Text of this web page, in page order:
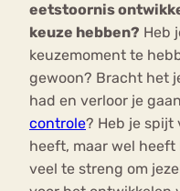
eetstoornis
keuze hebben? Heb
keuzemoment te
gewoon? Bracht het
had en verloor je
controle? Heb je
heeft, maar wel
veel te streng om